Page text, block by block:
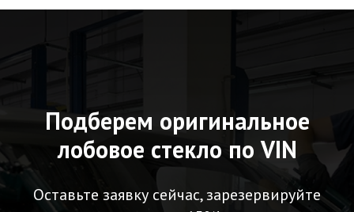
Подберем оригинальное
лобовое стекло по VIN
Оставьте заявку сейчас, зарезервируйте